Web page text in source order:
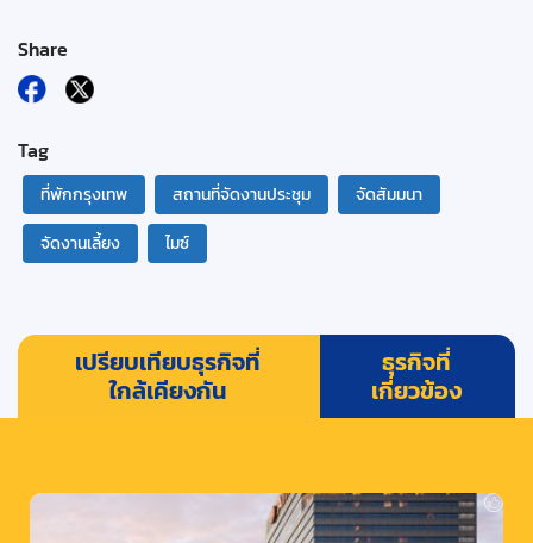
Share
Tag
ที่พักกรุงเทพ สถานที่จัดงานประชุม
จัดสัมมนา
จัดงานเลี้ยง
ไมซ์
เปรียบเทียบธุรกิจที่
ใกล้เคียงกัน
ธุรกิจที่
เกี่ยวข้อง